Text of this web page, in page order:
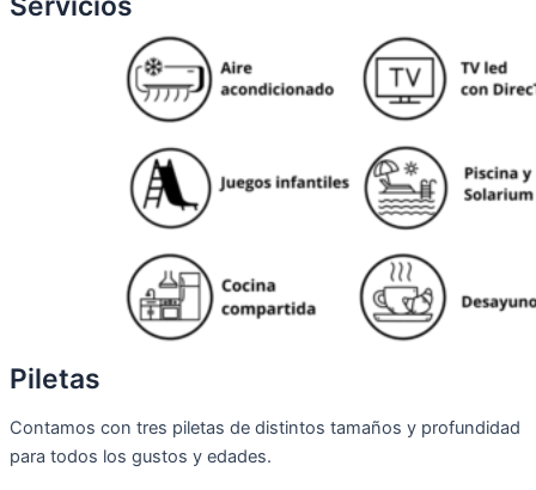
Piletas
Contamos con tres piletas de distintos tamaños y profundidad
para todos los gustos y edades.